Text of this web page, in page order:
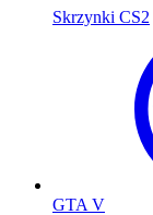
Skrzynki CS2
GTA V